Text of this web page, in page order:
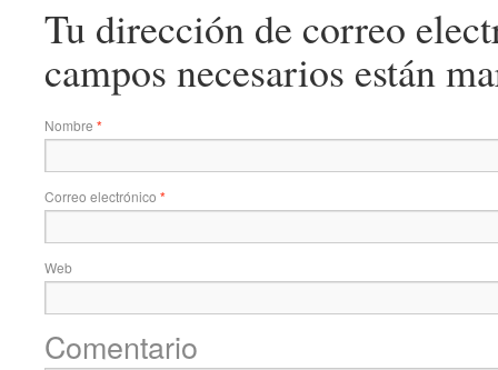
Tu dirección de correo
campos necesarios están
Nombre *
Correo electrónico *
Web
Comentario